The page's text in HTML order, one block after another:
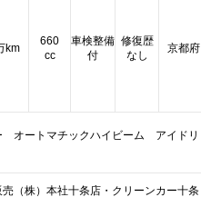
km
660
cc
車検整備
付
修復歴
なし
京都府
オートマチックハイビーム アイドリ
（株）本社十条店・クリーンカー十条